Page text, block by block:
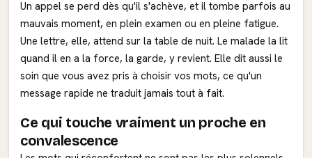
Un appel se perd dès qu'il s'achève, et il tombe parfois au
mauvais moment, en plein examen ou en pleine fatigue.
Une lettre, elle, attend sur la table de nuit. Le malade la lit
quand il en a la force, la garde, y revient. Elle dit aussi le
soin que vous avez pris à choisir vos mots, ce qu'un
message rapide ne traduit jamais tout à fait.
Ce qui touche vraiment un proche en
convalescence